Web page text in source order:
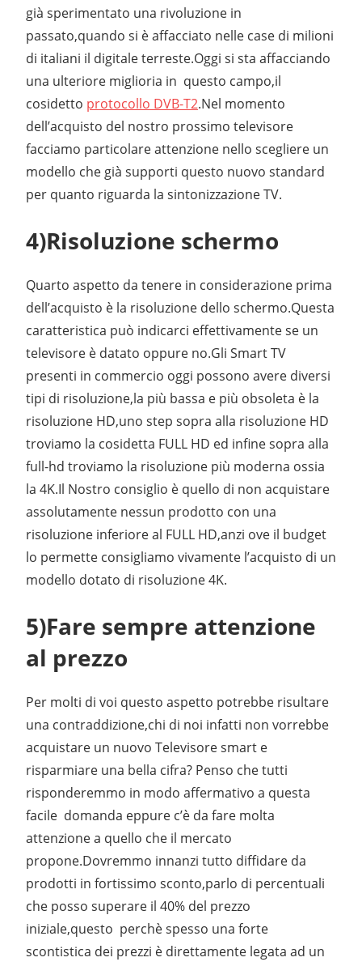
già sperimentato una rivoluzione in
passato,quando si è affacciato nelle case di milioni
di italiani il digitale terreste.Oggi si sta affacciando
una ulteriore miglioria in questo campo,il
cosidetto protocollo DVB-T2.Nel momento
dell’acquisto del nostro prossimo televisore
facciamo particolare attenzione nello scegliere un
modello che già supporti questo nuovo standard
per quanto riguarda la sintonizzazione TV.
4)Risoluzione schermo
Quarto aspetto da tenere in considerazione prima
dell’acquisto è la risoluzione dello schermo.Questa
caratteristica può indicarci effettivamente se un
televisore è datato oppure no.Gli Smart TV
presenti in commercio oggi possono avere diversi
tipi di risoluzione,la più bassa e più obsoleta è la
risoluzione HD,uno step sopra alla risoluzione HD
troviamo la cosidetta FULL HD ed infine sopra alla
full-hd troviamo la risoluzione più moderna ossia
la 4K.Il Nostro consiglio è quello di non acquistare
assolutamente nessun prodotto con una
risoluzione inferiore al FULL HD,anzi ove il budget
lo permette consigliamo vivamente l’acquisto di un
modello dotato di risoluzione 4K.
5)Fare sempre attenzione
al prezzo
Per molti di voi questo aspetto potrebbe risultare
una contraddizione,chi di noi infatti non vorrebbe
acquistare un nuovo Televisore smart e
risparmiare una bella cifra? Penso che tutti
risponderemmo in modo affermativo a questa
facile domanda eppure c’è da fare molta
attenzione a quello che il mercato
propone.Dovremmo innanzi tutto diffidare da
prodotti in fortissimo sconto,parlo di percentuali
che posso superare il 40% del prezzo
iniziale,questo perchè spesso una forte
scontistica dei prezzi è direttamente legata ad un